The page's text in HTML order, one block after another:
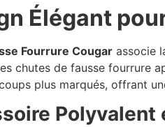
Élégant
Fourrure Cougar associe
chutes de fausse fourrure
plus marqués, offrant
Polyvalent